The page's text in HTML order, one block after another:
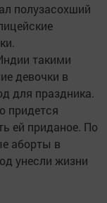
полузасохший
такими
девочки в
для праздника.
придется
ей приданое. По
аборты в
унесли жизни